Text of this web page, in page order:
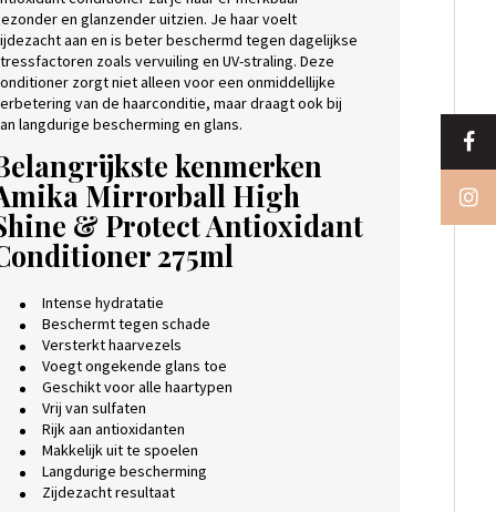
en glanzender uitzien. Je haar voelt
aan en is beter beschermd tegen dagelijkse
zoals vervuiling en UV-straling. Deze
zorgt niet alleen voor een onmiddellijke
van de haarconditie, maar draagt ook bij
langdurige bescherming en glans.
kenmerken
Mirrorball High
& Protect Antioxidant
275ml
Intense hydratatie
Beschermt tegen schade
Versterkt haarvezels
Voegt ongekende glans toe
Geschikt voor alle haartypen
Vrij van sulfaten
Rijk aan antioxidanten
Makkelijk uit te spoelen
Langdurige bescherming
Zijdezacht resultaat